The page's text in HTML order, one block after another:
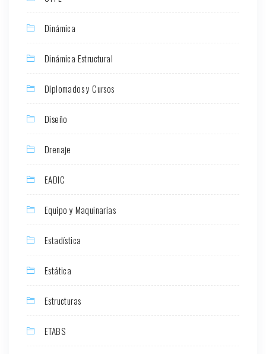
Dinámica
Dinámica Estructural
Diplomados y Cursos
Diseño
Drenaje
EADIC
Equipo y Maquinarias
Estadística
Estática
Estructuras
ETABS